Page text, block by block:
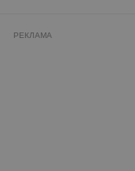
РЕКЛАМА